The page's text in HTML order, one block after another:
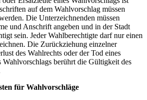
auf dem Wahlvorschlag müssen
Die Unterzeichnenden müssen
und Anschrift angeben und in der Stadt
sein. Jeder Wahlberechtigte darf nur einen
Die Zurückziehung einzelner
des Wahlrechts oder der Tod eines
Wahlvorschlags berührt die Gültigkeit des
für Wahlvorschläge